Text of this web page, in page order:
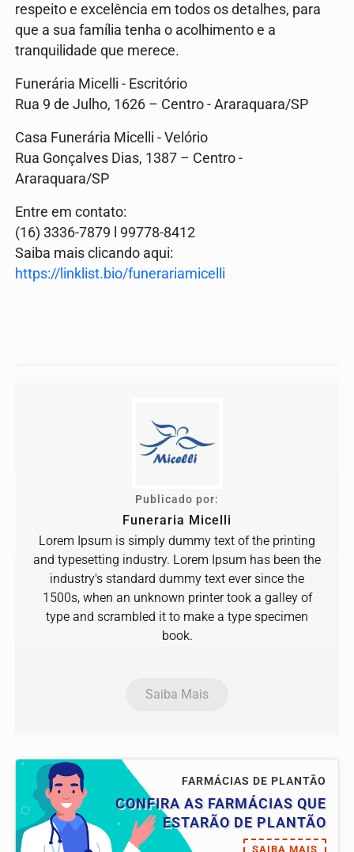
respeito e excelência em todos os detalhes, para
que a sua família tenha o acolhimento e a
tranquilidade que merece.
Funerária Micelli - Escritório
Rua 9 de Julho, 1626 – Centro - Araraquara/SP
Casa Funerária Micelli - Velório
Rua Gonçalves Dias, 1387 – Centro -
Araraquara/SP
Entre em contato:
(16) 3336-7879 l 99778-8412
Saiba mais clicando aqui:
https://linklist.bio/funerariamicelli
Publicado por:
Funeraria Micelli
Lorem Ipsum is simply dummy text of the printing
and typesetting industry. Lorem Ipsum has been the
industry's standard dummy text ever since the
1500s, when an unknown printer took a galley of
type and scrambled it to make a type specimen
book.
Saiba Mais
FARMÁCIAS DE PLANTÃO
CONFIRA AS FARMÁCIAS QUE
ESTARÃO DE PLANTÃO
SAIBA MAIS